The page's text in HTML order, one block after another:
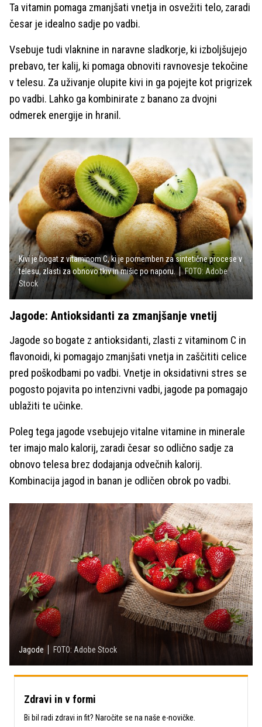
Ta vitamin pomaga zmanjšati vnetja in osvežiti telo, zaradi
česar je idealno sadje po vadbi.
Vsebuje tudi vlaknine in naravne sladkorje, ki izboljšujejo
prebavo, ter kalij, ki pomaga obnoviti ravnovesje tekočine
v telesu. Za uživanje olupite kivi in ga pojejte kot prigrizek
po vadbi. Lahko ga kombinirate z banano za dvojni
odmerek energije in hranil.
Kivi je bogat z vitaminom C, ki je pomemben za sintetične procese v
telesu, zlasti za obnovo tkiv in mišic po naporu.
FOTO: Adobe
Stock
Jagode: Antioksidanti za zmanjšanje vnetij
Jagode so bogate z antioksidanti, zlasti z vitaminom C in
flavonoidi, ki pomagajo zmanjšati vnetja in zaščititi celice
pred poškodbami po vadbi. Vnetje in oksidativni stres se
pogosto pojavita po intenzivni vadbi, jagode pa pomagajo
ublažiti te učinke.
Poleg tega jagode vsebujejo vitalne vitamine in minerale
ter imajo malo kalorij, zaradi česar so odlično sadje za
obnovo telesa brez dodajanja odvečnih kalorij.
Kombinacija jagod in banan je odličen obrok po vadbi.
Jagode FOTO: Adobe Stock
Zdravi in v formi
Bi bil radi zdravi in fit? Naročite se na naše e-novičke.